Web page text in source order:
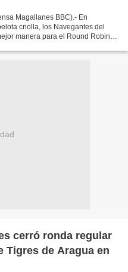
Magallanes BBC).- En
criolla, los Navegantes del
manera para el Round Robin
cerró ronda regular
Tigres de Aragua en